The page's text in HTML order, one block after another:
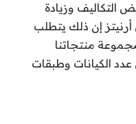
التكاليف وزيادة
إن ذلك يتطلب
منتجاتنا
الكيانات وطبقات